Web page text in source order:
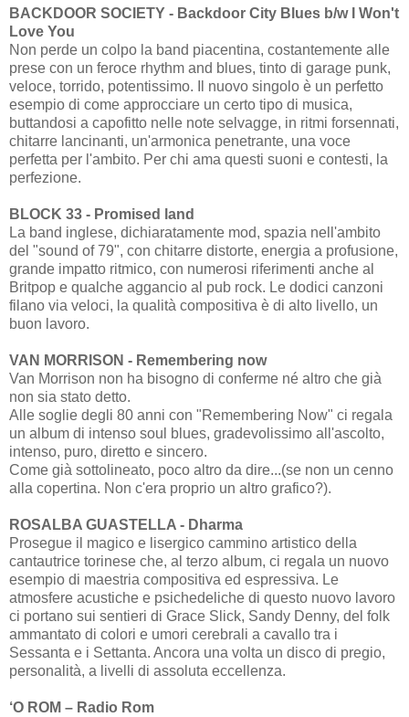
BACKDOOR SOCIETY - Backdoor City Blues b/w I Won't
Love You
Non perde un colpo la band piacentina, costantemente alle
prese con un feroce rhythm and blues, tinto di garage punk,
veloce, torrido, potentissimo. Il nuovo singolo è un perfetto
esempio di come approcciare un certo tipo di musica,
buttandosi a capofitto nelle note selvagge, in ritmi forsennati,
chitarre lancinanti, un'armonica penetrante, una voce
perfetta per l'ambito. Per chi ama questi suoni e contesti, la
perfezione.
BLOCK 33 - Promised land
La band inglese, dichiaratamente mod, spazia nell'ambito
del "sound of 79", con chitarre distorte, energia a profusione,
grande impatto ritmico, con numerosi riferimenti anche al
Britpop e qualche aggancio al pub rock. Le dodici canzoni
filano via veloci, la qualità compositiva è di alto livello, un
buon lavoro.
VAN MORRISON - Remembering now
Van Morrison non ha bisogno di conferme né altro che già
non sia stato detto.
Alle soglie degli 80 anni con "Remembering Now" ci regala
un album di intenso soul blues, gradevolissimo all'ascolto,
intenso, puro, diretto e sincero.
Come già sottolineato, poco altro da dire...(se non un cenno
alla copertina. Non c'era proprio un altro grafico?).
ROSALBA GUASTELLA - Dharma
Prosegue il magico e lisergico cammino artistico della
cantautrice torinese che, al terzo album, ci regala un nuovo
esempio di maestria compositiva ed espressiva. Le
atmosfere acustiche e psichedeliche di questo nuovo lavoro
ci portano sui sentieri di Grace Slick, Sandy Denny, del folk
ammantato di colori e umori cerebrali a cavallo tra i
Sessanta e i Settanta. Ancora una volta un disco di pregio,
personalità, a livelli di assoluta eccellenza.
‘O ROM – Radio Rom